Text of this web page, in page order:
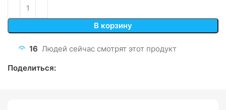
В корзину
16 Людей сейчас смотрят этот продукт
Поделиться: